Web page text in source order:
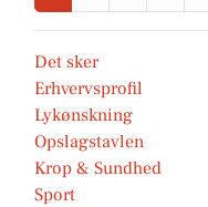
Det sker
Erhvervsprofil
Lykønskning
Opslagstavlen
Krop & Sundhed
Sport